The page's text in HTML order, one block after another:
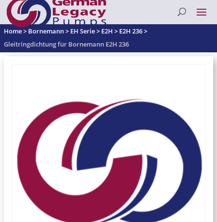
Home> Bornemann> EH Serie> E2H > E2H 236>
Gleitringdichtung für Bornemann E2H 236